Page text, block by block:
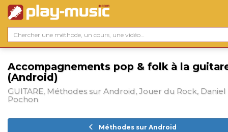
Accompagnements pop & folk à la
(Android)
GUITARE, Méthodes sur Android, Jouer du Rock, Daniel
Pochon
Méthodes sur Android